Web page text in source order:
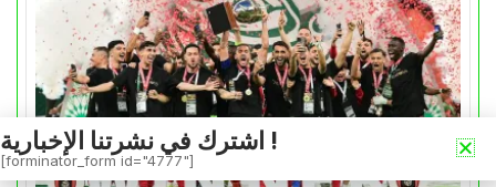
اشترك في نشرتنا الإخبارية !
[forminator_form id="4777"]